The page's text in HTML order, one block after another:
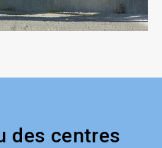
des centres